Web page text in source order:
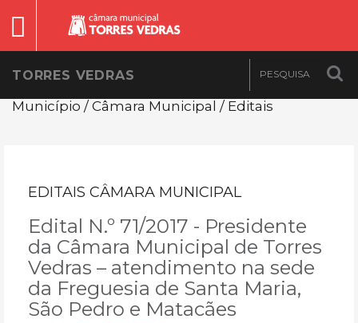
TORRES VEDRAS
Município / Câmara Municipal / Editais
EDITAIS CÂMARA MUNICIPAL
Edital N.º 71/2017 - Presidente
da Câmara Municipal de Torres
Vedras – atendimento na sede
da Freguesia de Santa Maria,
São Pedro e Matacães